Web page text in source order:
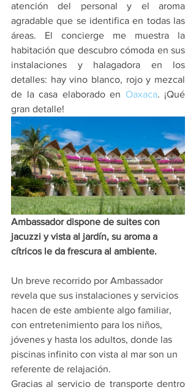
atención del personal y el aroma
agradable que se identifica en todas las
áreas. El concierge me muestra la
habitación que descubro cómoda en sus
instalaciones y halagadora en los
detalles: hay vino blanco, rojo y mezcal
de la casa elaborado en Oaxaca. ¡Qué
gran detalle!
Ambassador dispone de suites con
jacuzzi y vista al jardín, su aroma a
cítricos le da frescura al ambiente.
Un breve recorrido por Ambassador
revela que sus instalaciones y servicios
hacen de este ambiente algo familiar,
con entretenimiento para los niños,
jóvenes y hasta los adultos, donde las
piscinas infinito con vista al mar son un
referente de relajación.
Gracias al servicio de transporte dentro